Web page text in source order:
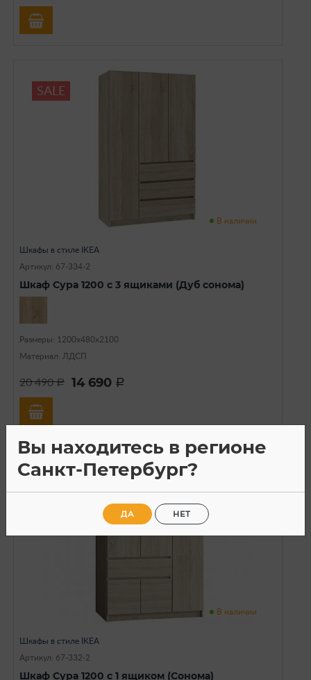
SALE
В наличии
Шкафы в стиле IKEA
Артикул: 67-334-2
Шкаф Сура 1200 с 3 ящиками (Дуб сонома)
Размеры: 1200х480х2100
Материал: ЛДСП
20 490a 14 690 a
В наличии
Шкафы в стиле IKEA
Артикул: 67-332-2
Шкаф Сура 1200 с 1 ящиком (Сонома)
Вы находитесь в регионе
Санкт-Петербург?
ДА НЕТ